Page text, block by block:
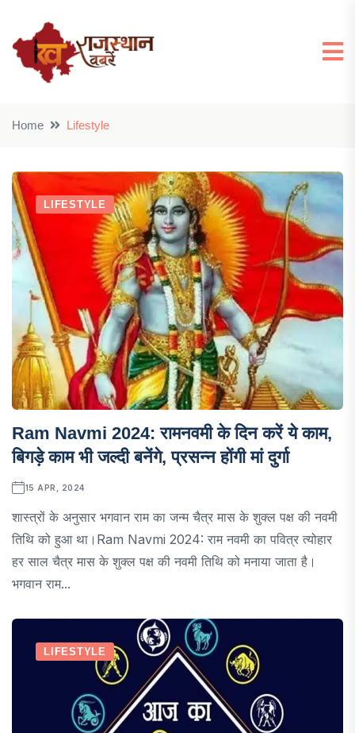
Home Lifestyle
LIFESTYLE
Ram Navmi 2024: रामनवमी के दिन करें ये काम,
बिगड़े काम भी जल्दी बनेंगे, प्रसन्न होंगी मां दुर्गा
15 APR, 2024
शास्त्रों के अनुसार भगवान राम का जन्म चैत्र मास के शुक्ल पक्ष की नवमी
तिथि को हुआ था।Ram Navmi 2024: राम नवमी का पवित्र त्योहार
हर साल चैत्र मास के शुक्ल पक्ष की नवमी तिथि को मनाया जाता है।
भगवान राम...
LIFESTYLE